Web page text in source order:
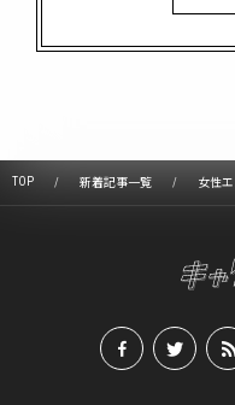
TOP 新着記事一覧 女性